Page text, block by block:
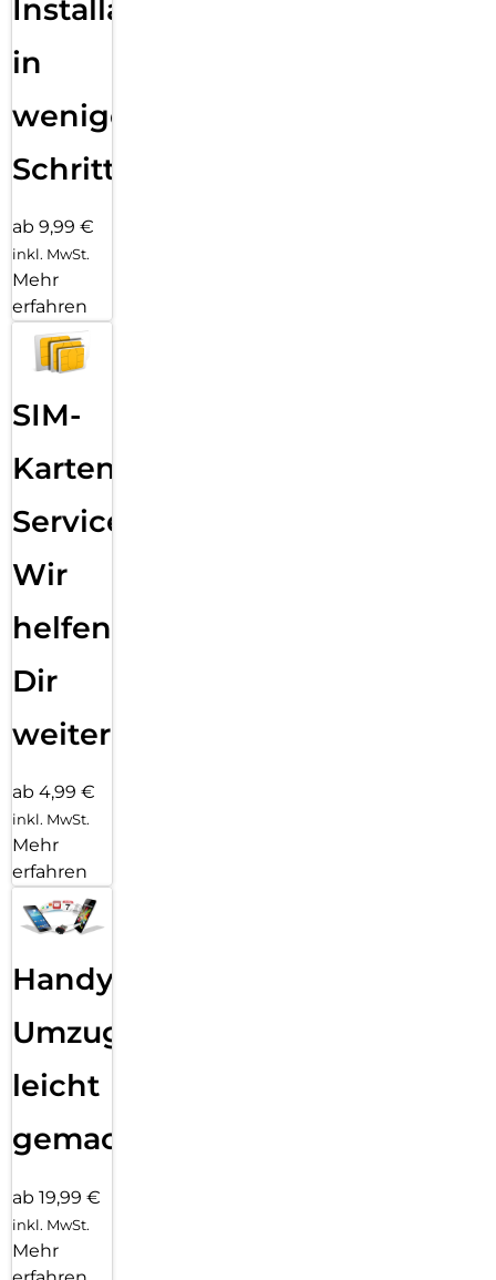
Installation
in
wenigen
Schritten
ab 9,99 €
inkl. MwSt.
Mehr
erfahren
SIM-
Karten
Service:
Wir
helfen
Dir
weiter
ab 4,99 €
inkl. MwSt.
Mehr
erfahren
Handy
Umzug
leicht
gemacht!
ab 19,99 €
inkl. MwSt.
Mehr